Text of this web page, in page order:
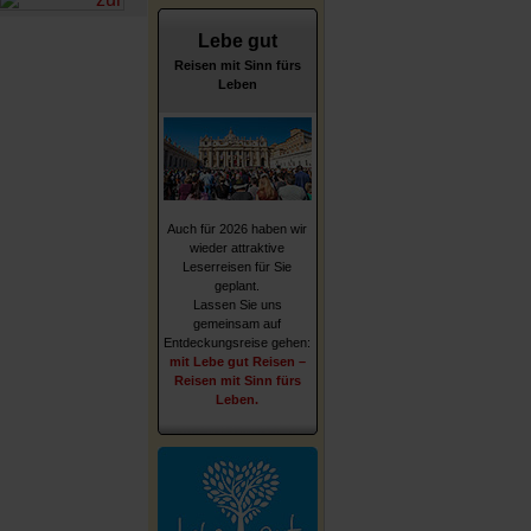
Lebe gut
Reisen mit Sinn fürs
Leben
Auch für 2026 haben wir
wieder attraktive
Leserreisen für Sie
geplant.
Lassen Sie uns
gemeinsam auf
Entdeckungsreise gehen:
mit Lebe gut Reisen –
Reisen mit Sinn fürs
Leben.